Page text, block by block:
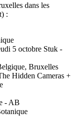
dans les
:
5 octobre Stuk -
Bruxelles
Hidden Cameras +
- AB